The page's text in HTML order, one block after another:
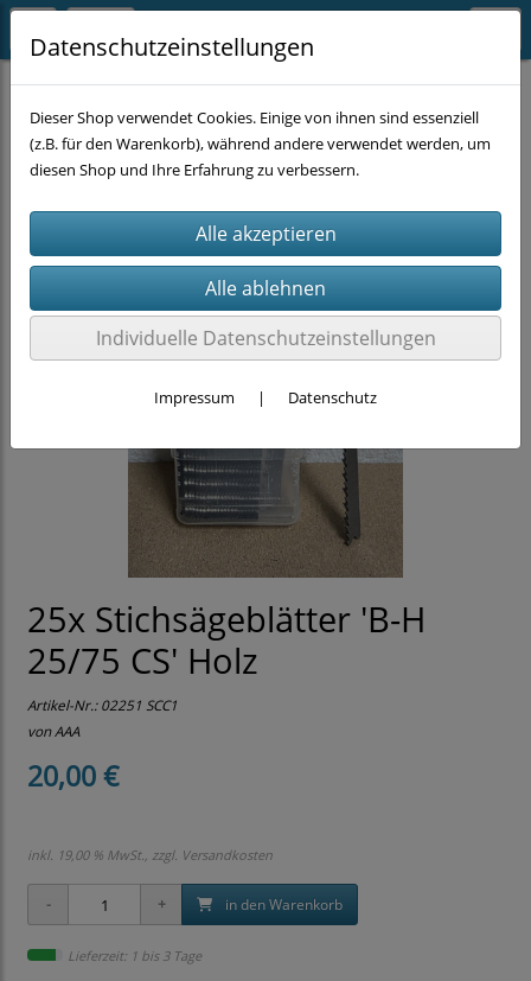
EINZELSTÜCKE
25x Stichsägeblätter 'B-H
25/75 CS' Holz
Artikel-Nr.:02251 SCC1
von AAA
20,00 €
inkl. 19,00 % MwSt., zzgl. Versandkosten
in den Warenkorb
Lieferzeit: 1 bis 3 Tage
Datenschutzeinstellungen
Dieser Shop verwendet Cookies. Einige von ihnen sind essenziell
(z.B. für den Warenkorb), während andere verwendet werden, um
diesen Shop und Ihre Erfahrung zu verbessern.
Individuelle Datenschutzeinstellungen
Impressum | Datenschutz